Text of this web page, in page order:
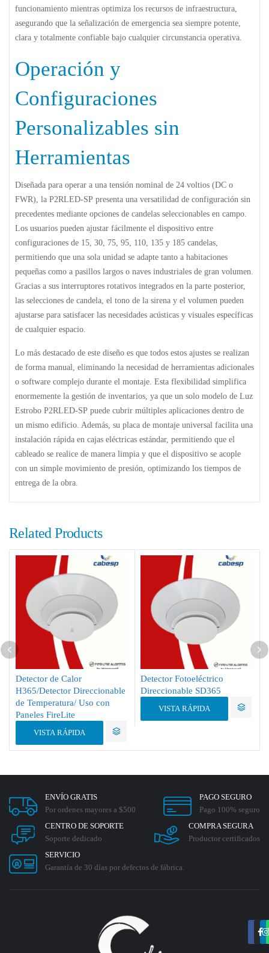
funcionamiento mientras optimiza los recursos de infraestructura,
asegurando que la señalización de emergencia sea siempre potente,
clara y totalmente confiable bajo cualquier circunstancia operativa.
Operación y
Configuraciones
Personalizables sin
Herramientas
Diseñada para operar a una tensión nominal de 24 voltios (DC o
FWR), la P2RLED-SP presenta una versatilidad de configuración sin
precedentes mediante opciones de candelas seleccionables en campo.
Los usuarios pueden ajustar fácilmente el dispositivo entre
configuraciones de 15, 30, 75, 95, 110, 135 y 185 candelas
permitiendo que una sola unidad se adapte tanto a habitaciones
pequeñas como a pasillos largos o naves industriales de gran volumen.
Gracias a sus interruptores rotativos integrados en la parte posterior,
las selecciones de candela, el tono de la sirena y el volumen pueden
ajustarse para satisfacer las necesidades acústicas y visuales específicas
de cualquier espacio.
Lo más destacado de este diseño es que todos estos ajustes se realizan
de forma manual, eliminando la necesidad de herramientas adicionales
o software complejo durante el montaje. Esta flexibilidad simplifica
enormemente la gestión de inventarios, ya que un solo modelo de Luz
Estrobo P2RLED-SP puede cubrir múltiples aplicaciones dentro de
un mismo edificio. Además, su placa de montaje universal facilita una
instalación rápida en cajas eléctricas estándar, permitiendo que el
cableado se realice de manera limpia y que el dispositivo se acople
con un simple movimiento de presión, optimizando los tiempos de
entrega de la obra.
Related Products
Detector de Calor
H365/Detector Direccionable
de Temperatura/ Uso con
Paneles FireLite
VISTA RÁPIDA
Detector Fotoeléctrico
Direccionable SD365
VISTA RÁPIDA
ENVÍO GRATIS
Por ordenes mayores a $500
PAGO SEGURO
Pago 100% seguro
CENTRO DE SOPORTE
Soporte dedicado
COMPRA SEGURA
Productor certificados
SERVICIO
Garantía de 30 días por defectos de fábrica.